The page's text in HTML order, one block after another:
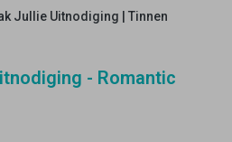
Jullie Uitnodiging | Tinnen
- Romantic